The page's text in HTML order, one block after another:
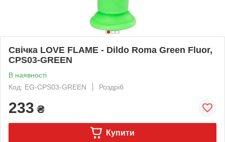
Свічка LOVE FLAME - Dildo Roma Green Fluor,
CPS03-GREEN
В наявності
Код: EG-CPS03-GREEN
Роздріб
233 ₴
Купити